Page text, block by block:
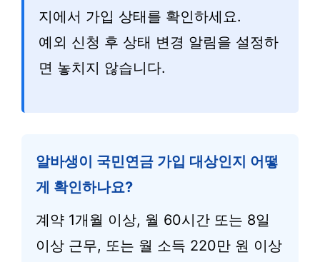
지에서 가입 상태를 확인하세요.
예외 신청 후 상태 변경 알림을 설정하
면 놓치지 않습니다.
알바생이 국민연금 가입 대상인지 어떻
게 확인하나요?
계약 1개월 이상, 월 60시간 또는 8일
이상 근무, 또는 월 소득 220만 원 이상